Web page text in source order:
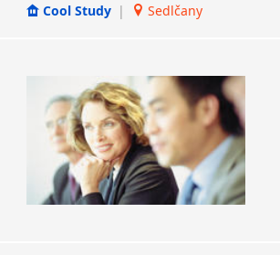
Cool Study | Sedlčany